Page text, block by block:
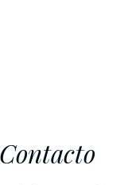
Contacto